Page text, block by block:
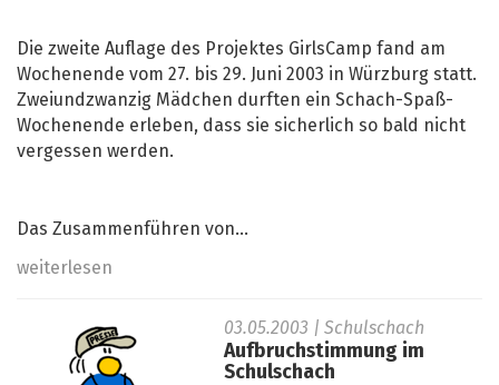
Die zweite Auflage des Projektes GirlsCamp fand am
Wochenende vom 27. bis 29. Juni 2003 in Würzburg statt.
Zweiundzwanzig Mädchen durften ein Schach-Spaß-
Wochenende erleben, dass sie sicherlich so bald nicht
vergessen werden.
Das Zusammenführen von...
weiterlesen
03.05.2003 | Schulschach
Aufbruchstimmung im
Schulschach